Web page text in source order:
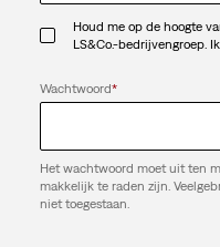
Houd me op de hoogte
LS&Co.-bedrijvengroep.
Wachtwoord*
Het wachtwoord moet uit ten
makkelijk te raden zijn.
niet toegestaan.